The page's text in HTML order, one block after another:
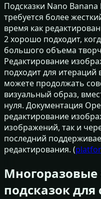
Подсказки Nano
требуется более
время как
2 хорошо подходит,
большого объема
Редактирование
подходит для итераций
можете продолжать
визуальный образ,
нуля. Документация
редактирование
изображений, так и
последний
редактирования. (
Многоразовые
подсказок для